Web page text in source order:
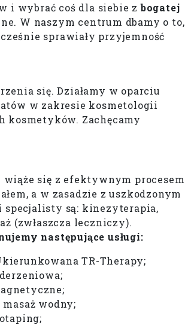
i wybrać coś dla siebie zbogatej
W naszym centrum dbamy o to,
sprawiały przyjemność
się. Działamy w oparciu
w zakresie kosmetologii
kosmetyków. Zachęcamy
się z efektywnym procesem
a w zasadzie z uszkodzonym
specjalisty są: kinezyterapia,
(zwłaszcza leczniczy).
następujące usługi:
TR-Therapy;
wodny;